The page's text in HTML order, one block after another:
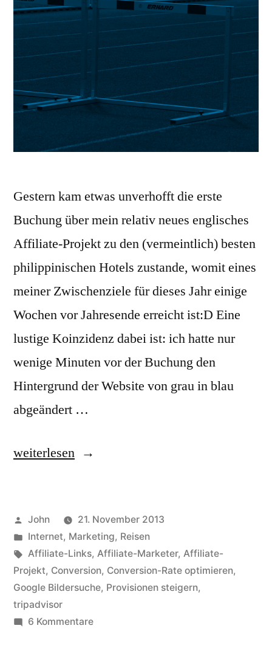
Gestern kam etwas unverhofft die erste
Buchung über mein relativ neues englisches
Affiliate-Projekt zu den (vermeintlich) besten
philippinischen Hotels zustande, womit eines
meiner Zwischenziele für dieses Jahr einige
Wochen vor Jahresende erreicht ist:D Eine
lustige Koinzidenz dabei ist: ich hatte nur
wenige Minuten vor der Buchung den
Hintergrund der Website von grau in blau
abgeändert …
„Erste
dem
Affiliate-
Projekt“
weiterlesen
Veröffentlicht
von
John
21. November 2013
Veröffentlicht
in
Internet, Marketing, Reisen
Schlagwörter:
Affiliate-Links, Affiliate-Marketer, Affiliate-
Projekt, Conversion, Conversion-Rate optimieren,
Google Bildersuche, Provisionen steigern,
tripadvisor
6 Kommentarezu